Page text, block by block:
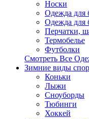
Носки
Одежда для
Одежда для
Перчатки,
Термобелье
Футболки
Смотреть Все
Зимние виды
Коньки
Лыжи
Сноуборды
Тюбинги
Хоккей